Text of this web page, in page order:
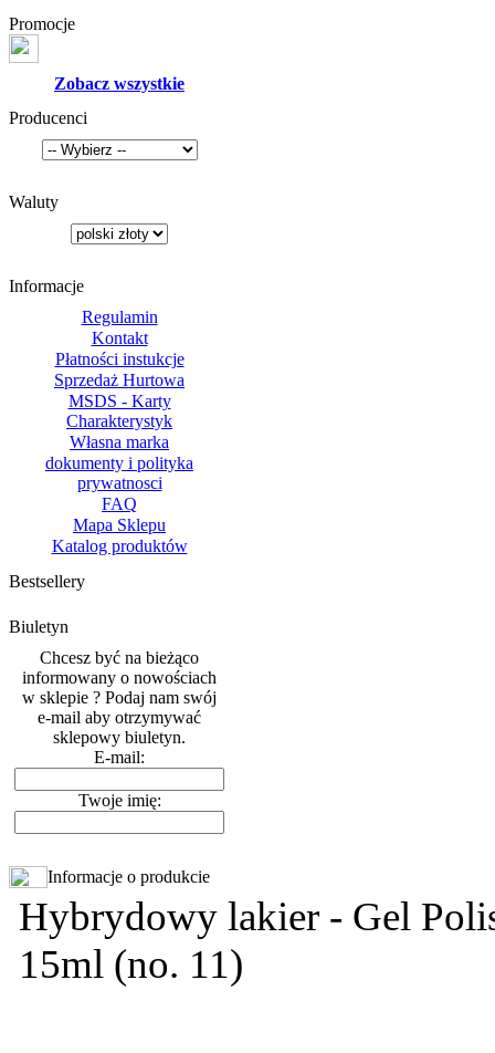
Promocje
Zobacz wszystkie
Producenci
Waluty
Informacje
Regulamin
Kontakt
Płatności instukcje
Sprzedaż Hurtowa
MSDS - Karty
Charakterystyk
Własna marka
dokumenty i polityka
prywatnosci
FAQ
Mapa Sklepu
Katalog produktów
Bestsellery
Biuletyn
Chcesz być na bieżąco
informowany o nowościach
w sklepie ? Podaj nam swój
e-mail aby otrzymywać
sklepowy biuletyn.
E-mail:
Twoje imię:
Informacje o produkcie
Hybrydowy lakier - Gel
15ml (no. 11)